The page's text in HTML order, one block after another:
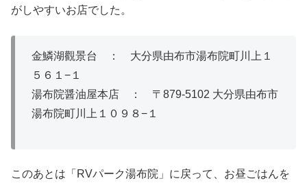
がしやすいお店でした。
金鱗湖觀景台 ： 大分県由布市湯布院町川上１
５６１−１
湯布院醤油屋本店 ： 〒879-5102 大分県由布市
湯布院町川上１０９８−１
このあとは「RVパーク湯布院」に戻って、お昼ごはんを